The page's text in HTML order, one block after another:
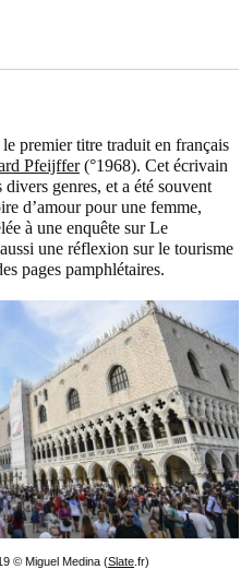
premier titre traduit en français
Pfeijffer(°1968). Cet écrivain
genres, et a été souvent
d’amour pour une femme,
à une enquête sur Le
une réflexion sur le tourisme
pages pamphlétaires.
© Miguel Medina (Slate .fr)